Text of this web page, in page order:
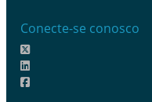
Conecte-se conosco